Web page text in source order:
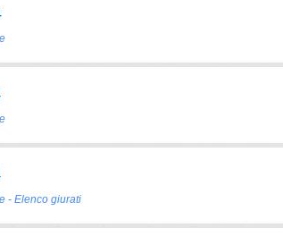
- Elenco giurati